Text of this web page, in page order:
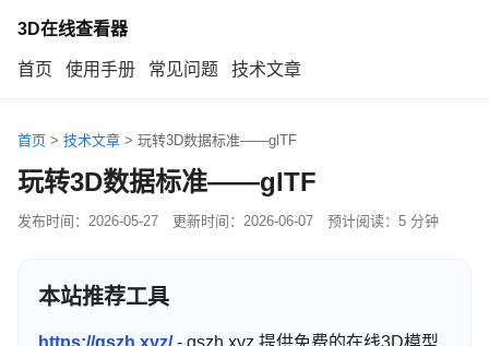
3D在线查看器
首页 使用手册 常见问题 技术文章
首页 > 技术文章 > 玩转3D数据标准——glTF
玩转3D数据标准——glTF
发布时间： 2026-05-27 更新时间： 2026-06-07 预计阅读：5 分钟
本站推荐工具
https://gszh.xyz/- gszh.xyz 提供免费的在线3D模型